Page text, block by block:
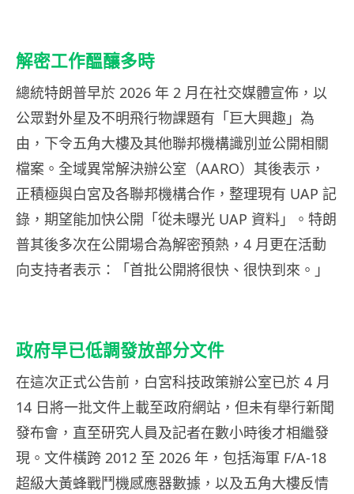
解密工作醞釀多時
總統特朗普早於 2026 年 2 月在社交媒體宣佈，以
公眾對外星及不明飛行物課題有「巨大興趣」為
由，下令五角大樓及其他聯邦機構識別並公開相關
檔案。全域異常解決辦公室（AARO）其後表示，
正積極與白宮及各聯邦機構合作，整理現有 UAP 記
錄，期望能加快公開「從未曝光 UAP 資料」。特朗
普其後多次在公開場合為解密預熱，4 月更在活動
向支持者表示：「首批公開將很快、很快到來。」
政府早已低調發放部分文件
在這次正式公告前，白宮科技政策辦公室已於 4 月
14 日將一批文件上載至政府網站，但未有舉行新聞
發布會，直至研究人員及記者在數小時後才相繼發
現。文件橫跨 2012 至 2026 年，包括海軍 F/A-18
超級大黃蜂戰鬥機感應器數據，以及五角大樓反情